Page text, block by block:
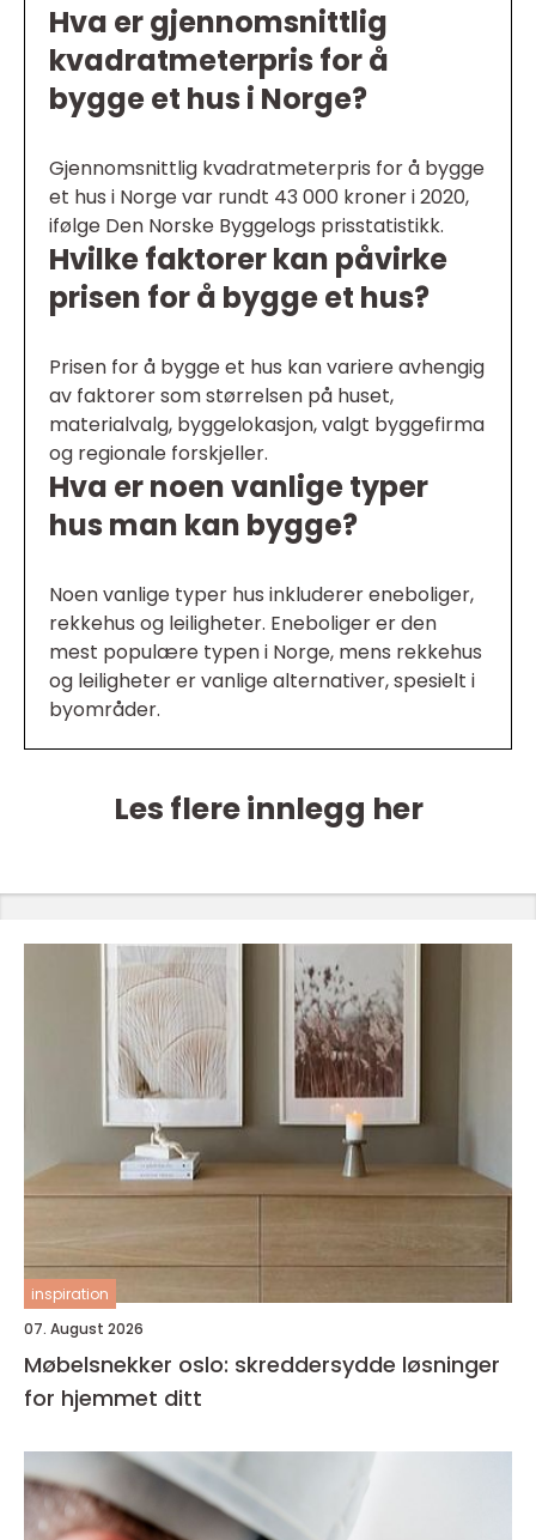
Hva er gjennomsnittlig
kvadratmeterpris for å
bygge et hus i Norge?
Gjennomsnittlig kvadratmeterpris for å bygge
et hus i Norge var rundt 43 000 kroner i 2020,
ifølge Den Norske Byggelogs prisstatistikk.
Hvilke faktorer kan påvirke
prisen for å bygge et hus?
Prisen for å bygge et hus kan variere avhengig
av faktorer som størrelsen på huset,
materialvalg, byggelokasjon, valgt byggefirma
og regionale forskjeller.
Hva er noen vanlige typer
hus man kan bygge?
Noen vanlige typer hus inkluderer eneboliger,
rekkehus og leiligheter. Eneboliger er den
mest populære typen i Norge, mens rekkehus
og leiligheter er vanlige alternativer, spesielt i
byområder.
Les flere innlegg her
inspiration
07. August 2026
Møbelsnekker oslo: skreddersydde løsninger
for hjemmet ditt